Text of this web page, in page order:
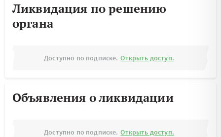
Ликвидация по решению
органа
Доступно по подписке. Открыть доступ.
Объявления о ликвидации
Доступно по подписке. Открыть доступ.